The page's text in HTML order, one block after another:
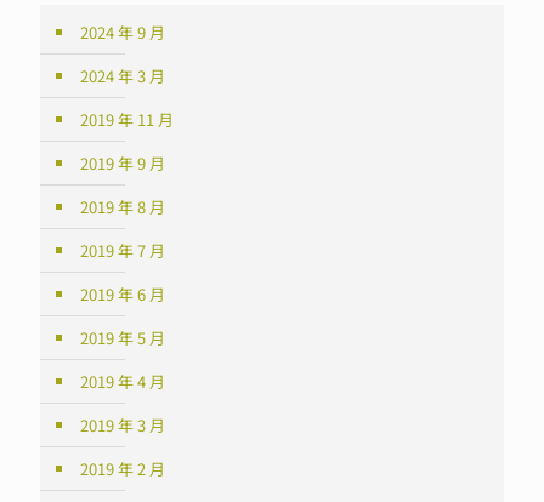
2024 年 9 月
2024 年 3 月
2019 年 11 月
2019 年 9 月
2019 年 8 月
2019 年 7 月
2019 年 6 月
2019 年 5 月
2019 年 4 月
2019 年 3 月
2019 年 2 月